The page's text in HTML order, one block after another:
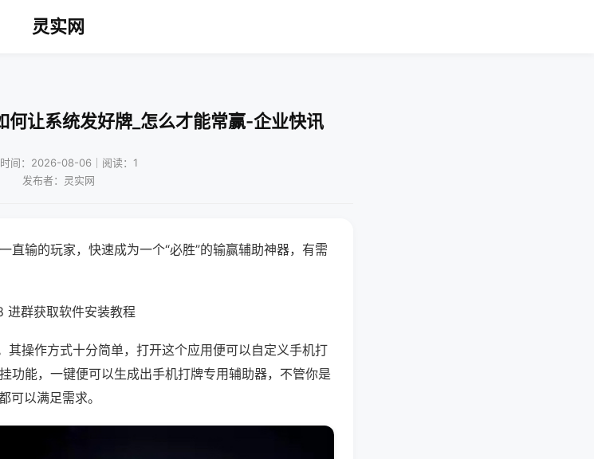
灵实网
何让系统发好牌_怎么才能常赢-企业快讯
间：2026-08-06｜阅读：1
发布者：灵实网
直输的玩家，快速成为一个“必胜”的输赢辅助神器，有需
群获取软件安装教程
其操作方式十分简单，打开这个应用便可以自定义手机打
功能，一键便可以生成出手机打牌专用辅助器，不管你是
可以满足需求。